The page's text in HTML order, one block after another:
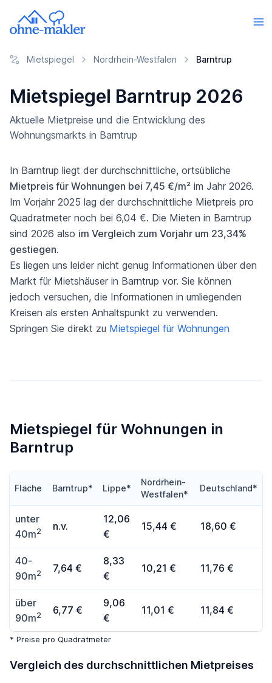
Mietspiegel Nordrhein-Westfalen Barntrup
Mietspiegel Barntrup 2026
Aktuelle Mietpreise und die Entwicklung des
Wohnungsmarkts in Barntrup
In Barntrup liegt der durchschnittliche, ortsübliche
Mietpreis für Wohnungen bei 7,45 €/m² im Jahr 2026.
Im Vorjahr 2025 lag der durchschnittliche Mietpreis pro
Quadratmeter noch bei 6,04 €. Die Mieten in Barntrup
sind 2026 also im Vergleich zum Vorjahr um 23,34%
gestiegen.
Es liegen uns leider nicht genug Informationen über den
Markt für Mietshäuser in Barntrup vor. Sie können
jedoch versuchen, die Informationen in umliegenden
Kreisen als ersten Anhaltspunkt zu verwenden.
Springen Sie direkt zu Mietspiegel für Wohnungen
Mietspiegel für Wohnungen in
Barntrup
Fläche Barntrup* Lippe*
Nordrhein-
Westfalen*
Deutschland*
unter
40m2 n.v.
12,06
€
15,44 € 18,60 €
40-
90m2 7,64 €
8,33
€
10,21 € 11,76 €
über
90m2 6,77 €
9,06
€
11,01 € 11,84 €
* Preise pro Quadratmeter
Vergleich des durchschnittlichen Mietpreises